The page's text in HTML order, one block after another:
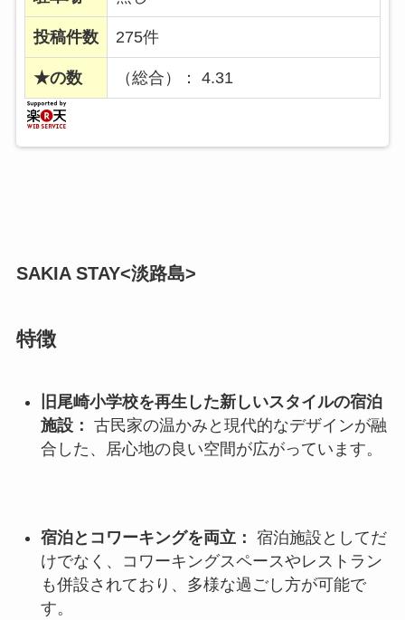
投稿件数 275件
★の数 （総合）： 4.31
SAKIA STAY<淡路島>
特徴
旧尾崎小学校を再生した新しいスタイルの宿泊
施設： 古民家の温かみと現代的なデザインが融
合した、居心地の良い空間が広がっています。
宿泊とコワーキングを両立： 宿泊施設としてだ
けでなく、コワーキングスペースやレストラン
も併設されており、多様な過ごし方が可能で
す。